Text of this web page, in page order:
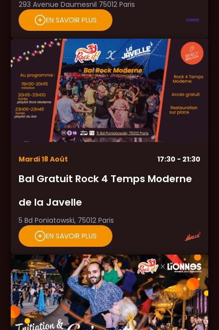
293 Avenue Daumesnil 75012 Paris
EN SAVOIR PLUS
Mardi18 Août 17:30 - 21:30
Bal Gratuit Rock 4 Temps Moderne
de la Javelle
5 Bd Poniatowski, 75012 Paris
EN SAVOIR PLUS